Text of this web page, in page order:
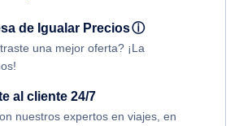
de Igualar Preciosⓘ
una mejor oferta? ¡La
al cliente 24/7
nuestros expertos en viajes, en